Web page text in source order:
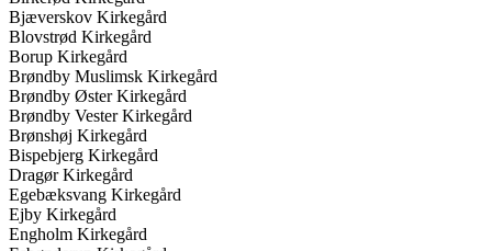
Bjæverskov Kirkegård
Blovstrød Kirkegård
Borup Kirkegård
Brøndby Muslimsk Kirkegård
Brøndby Øster Kirkegård
Brøndby Vester Kirkegård
Brønshøj Kirkegård
Bispebjerg Kirkegård
Dragør Kirkegård
Egebæksvang Kirkegård
Ejby Kirkegård
Engholm Kirkegård